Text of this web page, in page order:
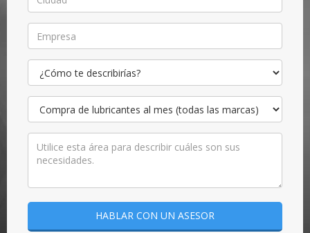
HABLAR CON UN ASESOR